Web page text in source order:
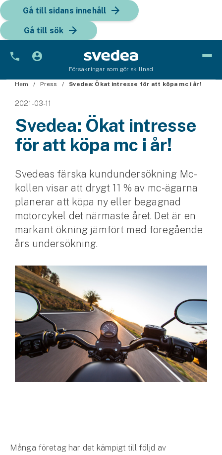
Gå till sidans innehåll
Gå till sök
Försäkringar som gör skillnad
Bil
Bilförsäkring
Bilförsäkring för företag
Fordon
Snöskoterförsäkring
ATV-försäkring
Släpvagnsförsäkring
Husvagnsförsäkring
Mc-försäkring
Märkesförsäkringar
Båt
Båtförsäkring
Hundförsäkring
Hem Press Svedea: Ökat intresse för att köpa mc i år!
2021-03-11
Svedea: Ökat intresse
för att köpa mc i år!
Svedeas färska kundundersökning Mc-
kollen visar att drygt 11 % av mc-ägarna
planerar att köpa ny eller begagnad
motorcykel det närmaste året. Det är en
markant ökning jämfört med föregående
års undersökning.
Många företag har det kämpigt till följd av